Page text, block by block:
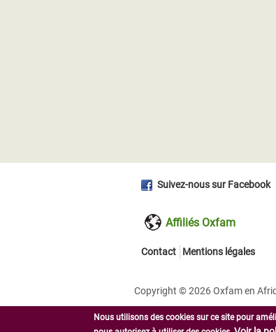
Suivez-nous sur Facebook
Affiliés Oxfam
Contact Mentions légales
Copyright © 2026 Oxfam en
Nous utilisons des cookies sur ce site pour